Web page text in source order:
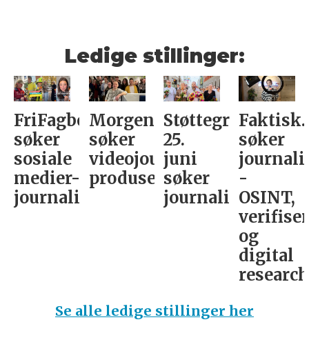
Ledige stillinger:
FriFagbevegelse
søker
sosiale
medier-
journalist
Morgenbladet
søker
videojournalist/podkast-
produsent
Støttegruppa
25.
juni
søker
journalist
søker
-
OSINT,
og
digital
research­
Se alle ledige stillinger her